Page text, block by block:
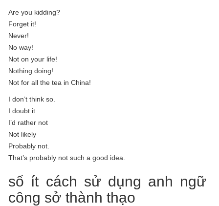
Are you kidding?
Forget it!
Never!
No way!
Not on your life!
Nothing doing!
Not for all the tea in China!
I don’t think so.
I doubt it.
I’d rather not
Not likely
Probably not.
That’s probably not such a good idea.
số ít cách sử dụng anh ngữ
công sở thành thạo